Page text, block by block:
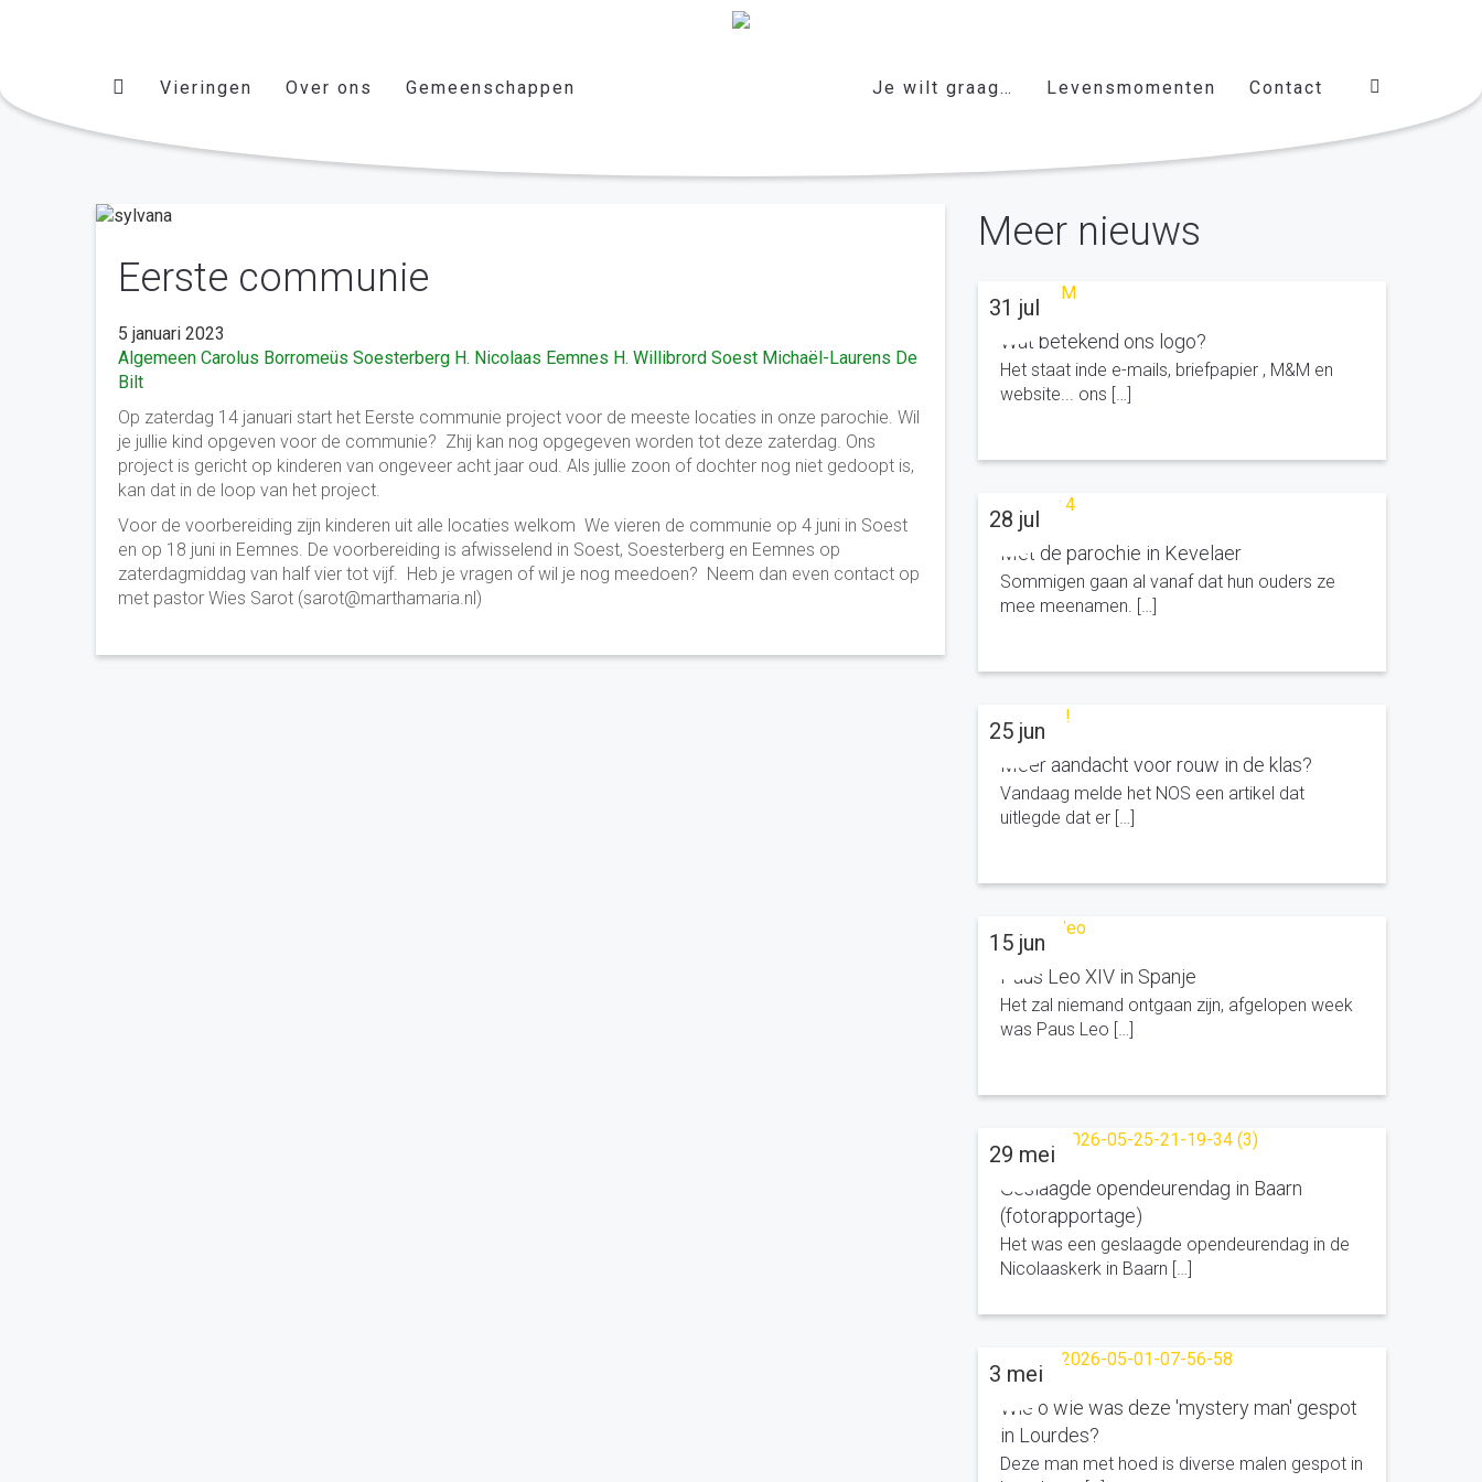
Vieringen Over ons Gemeenschappen Je wilt graag… Levensmomenten Contact
Eerste communie
5 januari 2023
Algemeen Carolus Borromeüs Soesterberg H. Nicolaas Eemnes H. Willibrord Soest Michaël-Laurens De
Bilt
Op zaterdag 14 januari start het Eerste communie project voor de meeste locaties in onze parochie. Wil
je jullie kind opgeven voor de communie? Zhij kan nog opgegeven worden tot deze zaterdag. Ons
project is gericht op kinderen van ongeveer acht jaar oud. Als jullie zoon of dochter nog niet gedoopt is,
kan dat in de loop van het project.
Voor de voorbereiding zijn kinderen uit alle locaties welkom We vieren de communie op 4 juni in Soest
en op 18 juni in Eemnes. De voorbereiding is afwisselend in Soest, Soesterberg en Eemnes op
zaterdagmiddag van half vier tot vijf. Heb je vragen of wil je nog meedoen? Neem dan even contact op
met pastor Wies Sarot (sarot@marthamaria.nl)
Meer nieuws
Wat betekend ons logo?
Het staat inde e-mails, briefpapier , M&M en
website... ons […]
31 jul
Met de parochie in Kevelaer
Sommigen gaan al vanaf dat hun ouders ze
mee meenamen. […]
28 jul
Meer aandacht voor rouw in de klas?
Vandaag melde het NOS een artikel dat
uitlegde dat er […]
25 jun
Paus Leo XIV in Spanje
Het zal niemand ontgaan zijn, afgelopen week
was Paus Leo […]
15 jun
Geslaagde opendeurendag in Baarn
(fotorapportage)
Het was een geslaagde opendeurendag in de
Nicolaaskerk in Baarn […]
29 mei
Wie o wie was deze 'mystery man' gespot
in Lourdes?
Deze man met hoed is diverse malen gespot in
3 mei